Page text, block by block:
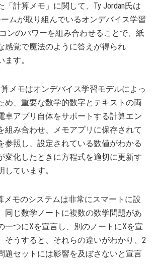
「計算メモ」に関して、Ty Jordan氏は
ームが取り組んでいるオンデバイス学習
ンのパワーを組み合わせることで、紙
感覚で魔法のように答えが得られ
す。
算メモはオンデバイス学習モデルによっ
め、重要な数学的数字とテキストの両
卓アプリ自体をサポートする計算エン
組み合わせ、メモアプリに保存されて
参照し、設定されている数値がわかる
変化したときに方程式を適切に更新す
しています。
メモのシステムは非常にスマートに設
同じ数学ノートに複数の数学問題があ
一つにXを宣言し、別のノートにXを宣
そうすると、それらの違いがわかり、2
題セットには影響を及ぼさないと宣言